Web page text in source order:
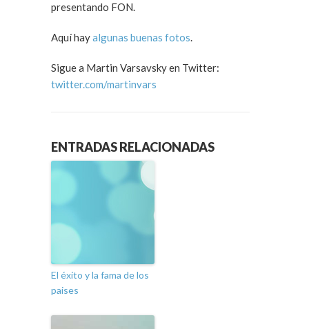
presentando FON.
Aquí hayalgunas buenas fotos.
Sigue a Martin Varsavsky en Twitter:
twitter.com/martinvars
ENTRADAS RELACIONADAS
El éxito y la fama de los
paises